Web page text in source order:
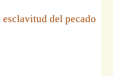
esclavitud del pecado